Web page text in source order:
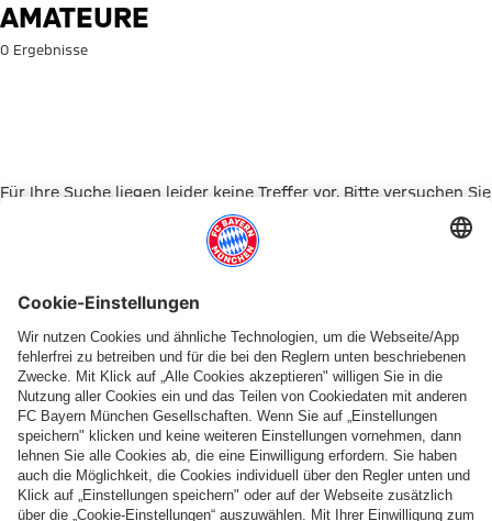
Suche: Amateure
AMATEURE
0 Ergebnisse
Für Ihre Suche liegen leider keine Treffer vor. Bitte versuchen Sie
Zur Startseite